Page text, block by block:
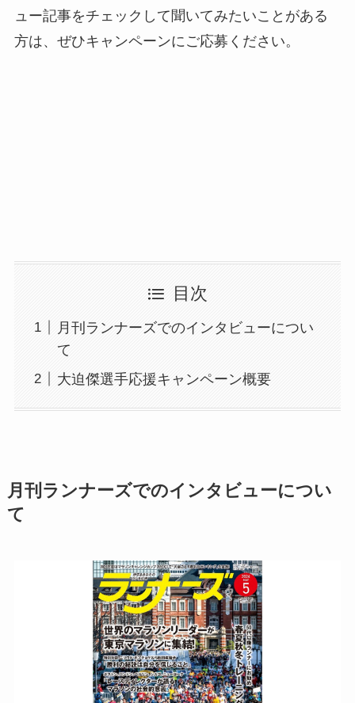
ュー記事をチェックして聞いてみたいことがある
方は、ぜひキャンペーンにご応募ください。
目次
月刊ランナーズでのインタビューについ
て
大迫傑選手応援キャンペーン概要
月刊ランナーズでのインタビューについ
て